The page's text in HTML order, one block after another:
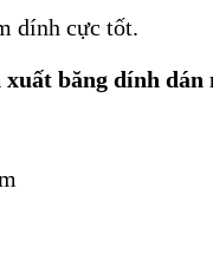
dính cực tốt.
băng dính dán